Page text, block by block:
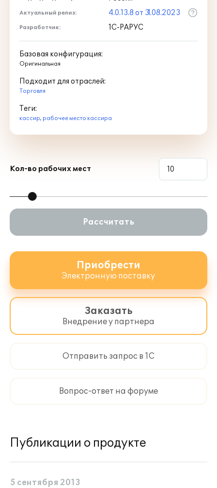
Актуальный релиз: 4.0.13.8 от 31.08.2023
Разработчик: 1С-РАРУС
Базовая конфигурация:
Оригинальная
Подходит для отраслей:
Торговля
Теги:
кассир, рабочее место кассира
Кол-во рабочих мест
Рассчитать
Приобрести
Электронную поставку
Заказать
Внедрение у партнера
Отправить запрос в 1С
Вопрос-ответ на форуме
Публикации о продукте
5 сентября 2013